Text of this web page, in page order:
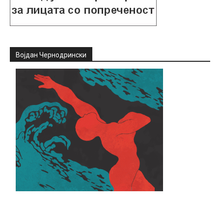
Војдан Чернодрински